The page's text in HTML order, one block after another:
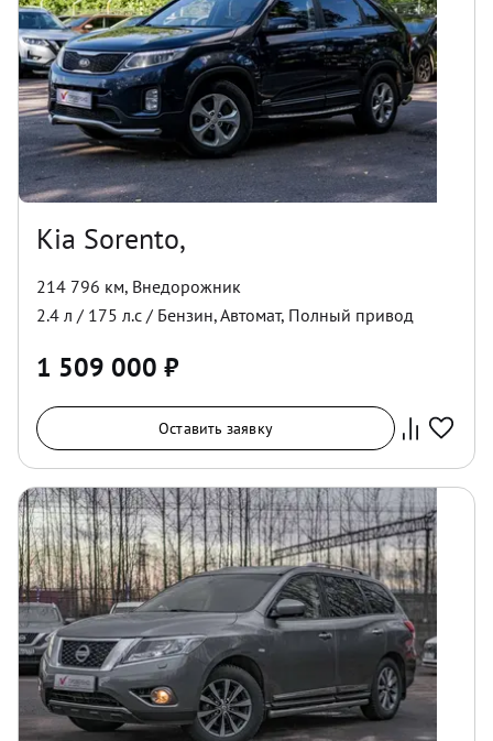
Kia Sorento,
214 796 км, Внедорожник
2.4 л / 175 л.с / Бензин,Автомат, Полный привод
1 509 000 ₽
Оставить заявку